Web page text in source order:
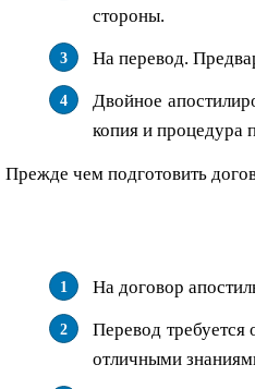
стороны.
На перевод.
Двойное
копия и процедура
Прежде чем подготовить
На договор
Перевод требуется
отличными